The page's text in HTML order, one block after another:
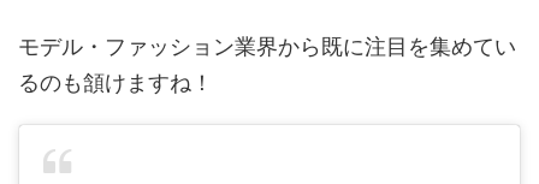
モデル・ファッション業界から既に注目を集めてい
るのも頷けますね！